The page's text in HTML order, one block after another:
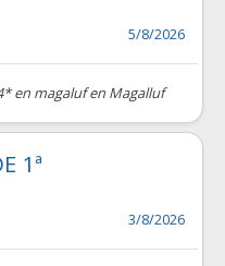
5/8/2026
en magaluf en Magalluf
1ª
3/8/2026